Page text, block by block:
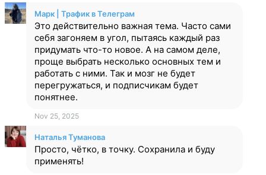
Марк | Трафик в Телеграм
Это действительно важная тема. Часто сами
себя загоняем в угол, пытаясь каждый раз
придумать что-то новое. А на самом деле,
проще выбрать несколько основных тем и
работать с ними. Так и мозг не будет
перегружаться, и подписчикам будет
понятнее.
Nov 25, 2025
Наталья Туманова
Просто, чётко, в точку. Сохранила и буду
применять!